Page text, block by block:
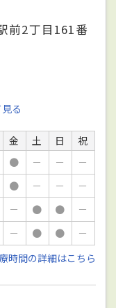
前2丁目161番
る
金 土 日
祝
● － －
－
● － －
－
－ ● ●
－
－ ● ●
－
時間の詳細はこちら